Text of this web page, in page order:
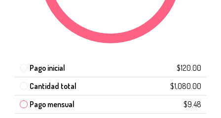
Pago inicial
$120.00
Cantidad total
$1,080.00
Pago mensual
$9.48